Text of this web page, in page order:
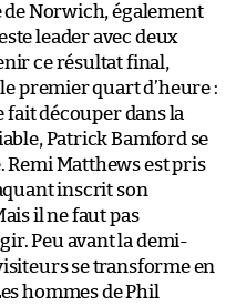
de Norwich, également
leader avec deux
ce résultat final,
premier quart d’heure :
fait découper dans la
Patrick Bamford se
Remi Matthews est pris
inscrit son
il ne faut pas
Peu avant la demi-
se transforme en
hommes de Phil